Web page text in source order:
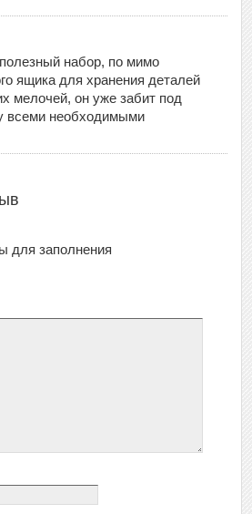
набор, по мимо
ящика для хранения деталей
мелочей, он уже забит под
всеми необходимыми
для заполнения